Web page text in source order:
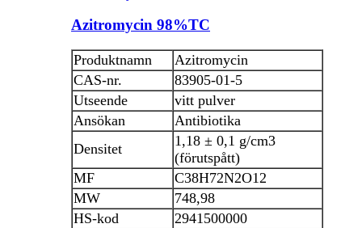
Azitromycin 98%TC
Produktnamn
Azitromycin
CAS-nr.
83905-01-5
Utseende
vitt pulver
Ansökan
Antibiotika
Densitet
1,18 ± 0,1 g/cm3
(förutspått)
MF
C38H72N2O12
MW
748,98
HS-kod
2941500000